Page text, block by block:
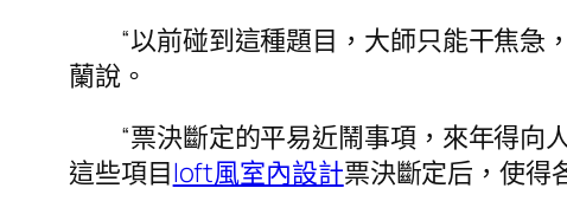
“以前碰到這種題目，大師只能干焦急
蘭說。
“票決斷定的平易近鬧事項，來年得向
這些項目loft風室內設計票決斷定后，使得